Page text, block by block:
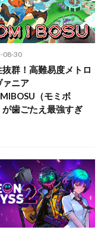
08-30
群！高難易度メトロ
ァニア
（モミボ
が歯ごたえ最強すぎ